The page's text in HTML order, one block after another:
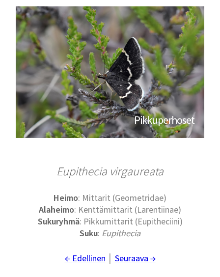
Pikkuperhoset
Eupithecia virgaureata
Heimo: Mittarit (Geometridae)
Alaheimo: Kenttämittarit (Larentiinae)
Sukuryhmä: Pikkumittarit (Eupitheciini)
Suku: Eupithecia
← Edellinen Seuraava →